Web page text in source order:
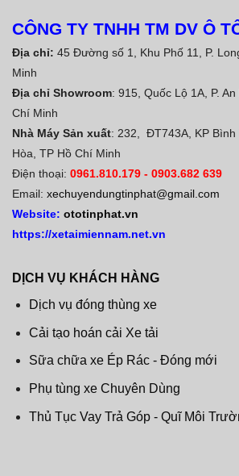
CÔNG TY TNHH TM DV Ô
Địa chỉ: 45 Đường số 1, Khu Phố 11, P.
Minh
Địa chỉ Showroom: 915, Quốc Lộ 1A, P.
Chí Minh
Nhà Máy Sản xuất: 232, ĐT743A, KP Bình
Hòa, TP Hồ Chí Minh
Điện thoại: 0961.810.179 - 0903.682 639
Email: xechuyendungtinphat@gmail.com
Website: ototinphat.vn
https://xetaimiennam.net.vn
DỊCH VỤ KHÁCH HÀNG
Dịch vụ đóng thùng xe
Cải tạo hoán cải Xe tải
Sữa chữa xe Ép Rác - Đóng mới
Phụ tùng xe Chuyên Dùng
Thủ Tục Vay Trả Góp - Quĩ Môi